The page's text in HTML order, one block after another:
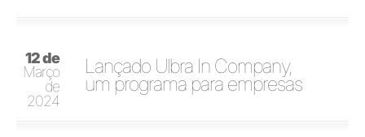
12 de
Março
de
2024
Lançado Ulbra In Company,
um programa para empresas